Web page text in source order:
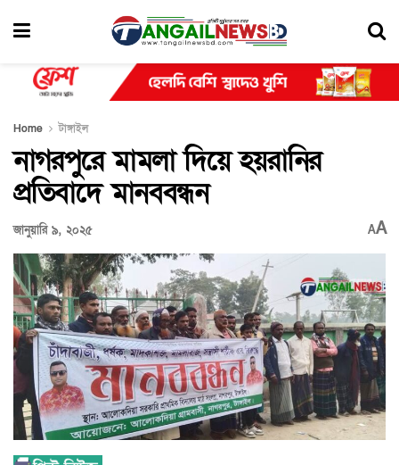
Home টাঙ্গাইল
নাগরপুরে মামলা দিয়ে হয়রানির
প্রতিবাদে মানববন্ধন
জানুয়ারি ৯, ২০২৫ AA